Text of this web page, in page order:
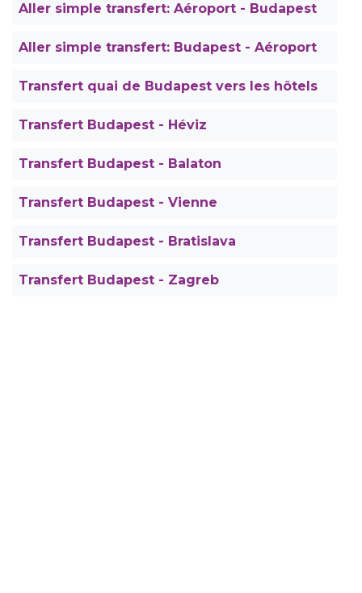
Aller simple transfert: Aéroport - Budapest
Aller simple transfert: Budapest - Aéroport
Transfert quai de Budapest vers les hôtels
Transfert Budapest - Héviz
Transfert Budapest - Balaton
Transfert Budapest - Vienne
Transfert Budapest - Bratislava
Transfert Budapest - Zagreb